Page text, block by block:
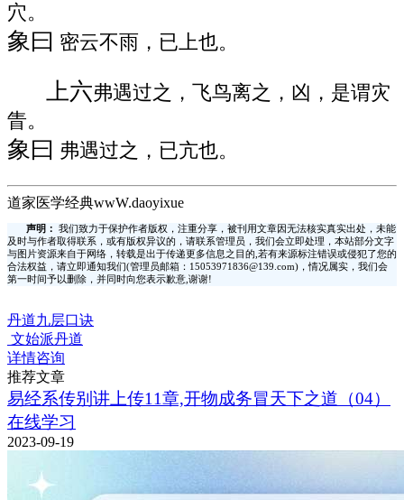
穴。
象曰 密云不雨，已上也。
上六弗遇过之，飞鸟离之，凶，是谓灾
眚。
象曰 弗遇过之，已亢也。
道家医学经典wwW.daoyixue
声明：
我们致力于保护作者版权，注重分享，被刊用文章因无法核实真实出处，未能
及时与作者取得联系，或有版权异议的，请联系管理员，我们会立即处理，本站部分文字
与图片资源来自于网络，转载是出于传递更多信息之目的,若有来源标注错误或侵犯了您的
合法权益，请立即通知我们(管理员邮箱：15053971836@139.com)，情况属实，我们会
第一时间予以删除，并同时向您表示歉意,谢谢!
丹道九层口诀
文始派丹道
详情咨询
推荐文章
易经系传别讲上传11章,开物成务冒天下之道（04）
在线学习
2023-09-19